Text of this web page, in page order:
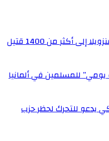
إلى أكثر من 1400 قتيل
يومي” للمسلمين في ألمانيا
يدعو للتحرك لحظر حزب